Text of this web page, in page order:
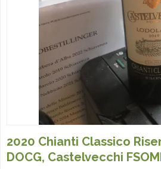
2020 Chianti Classico
DOCG, Castelvecchi